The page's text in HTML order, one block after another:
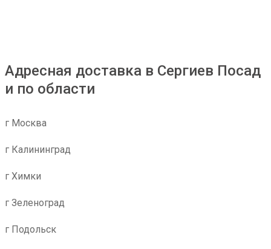
Адресная доставка в Сергиев Посад
и по области
г Москва
г Калининград
г Химки
г Зеленоград
г Подольск